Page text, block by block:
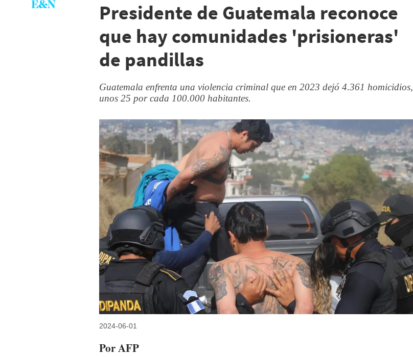
Presidente de Guatemala reconoce
que hay comunidades 'prisioneras'
de pandillas
Guatemala enfrenta una violencia criminal que en 2023 dejó 4.361 homicidios,
unos 25 por cada 100.000 habitantes.
2024-06-01
Por AFP